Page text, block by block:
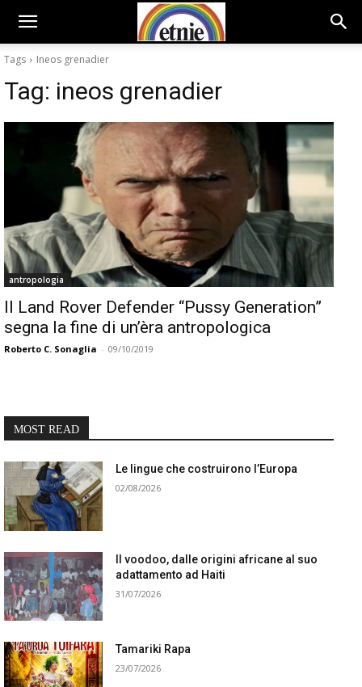
Tags Ineos grenadier
Tag: ineos grenadier
antropologia
Il Land Rover Defender “Pussy Generation”
segna la fine di un’èra antropologica
Roberto C. Sonaglia - 09/10/2019
MOST READ
Le lingue che costruirono l’Europa
02/08/2026
Il voodoo, dalle origini africane al suo
adattamento ad Haiti
31/07/2026
Tamariki Rapa
23/07/2026